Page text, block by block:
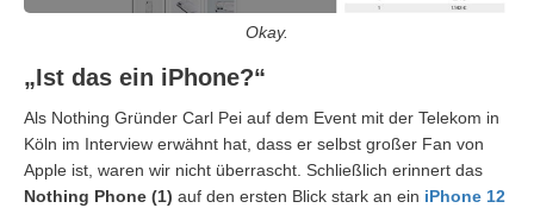
Okay.
„Ist das ein iPhone?“
Als Nothing Gründer Carl Pei auf dem Event mit der Telekom in
Köln im Interview erwähnt hat, dass er selbst großer Fan von
Apple ist, waren wir nicht überrascht. Schließlich erinnert das
Nothing Phone (1) auf den ersten Blick stark an ein iPhone 12